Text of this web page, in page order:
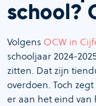
school?
Volgens OCW in
schooljaar 2024-
zitten. Dat zijn
overdoen. Toch
er aan het eind van